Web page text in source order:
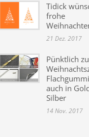
Tidick
frohe
21 Dez. 2017
Pünktlich
auch in
Silber
14 Nov. 2017